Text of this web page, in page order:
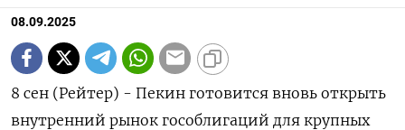
08.09.2025
8 сен (Рейтер) - Пекин готовится вновь открыть
внутренний рынок гособлигаций для крупных